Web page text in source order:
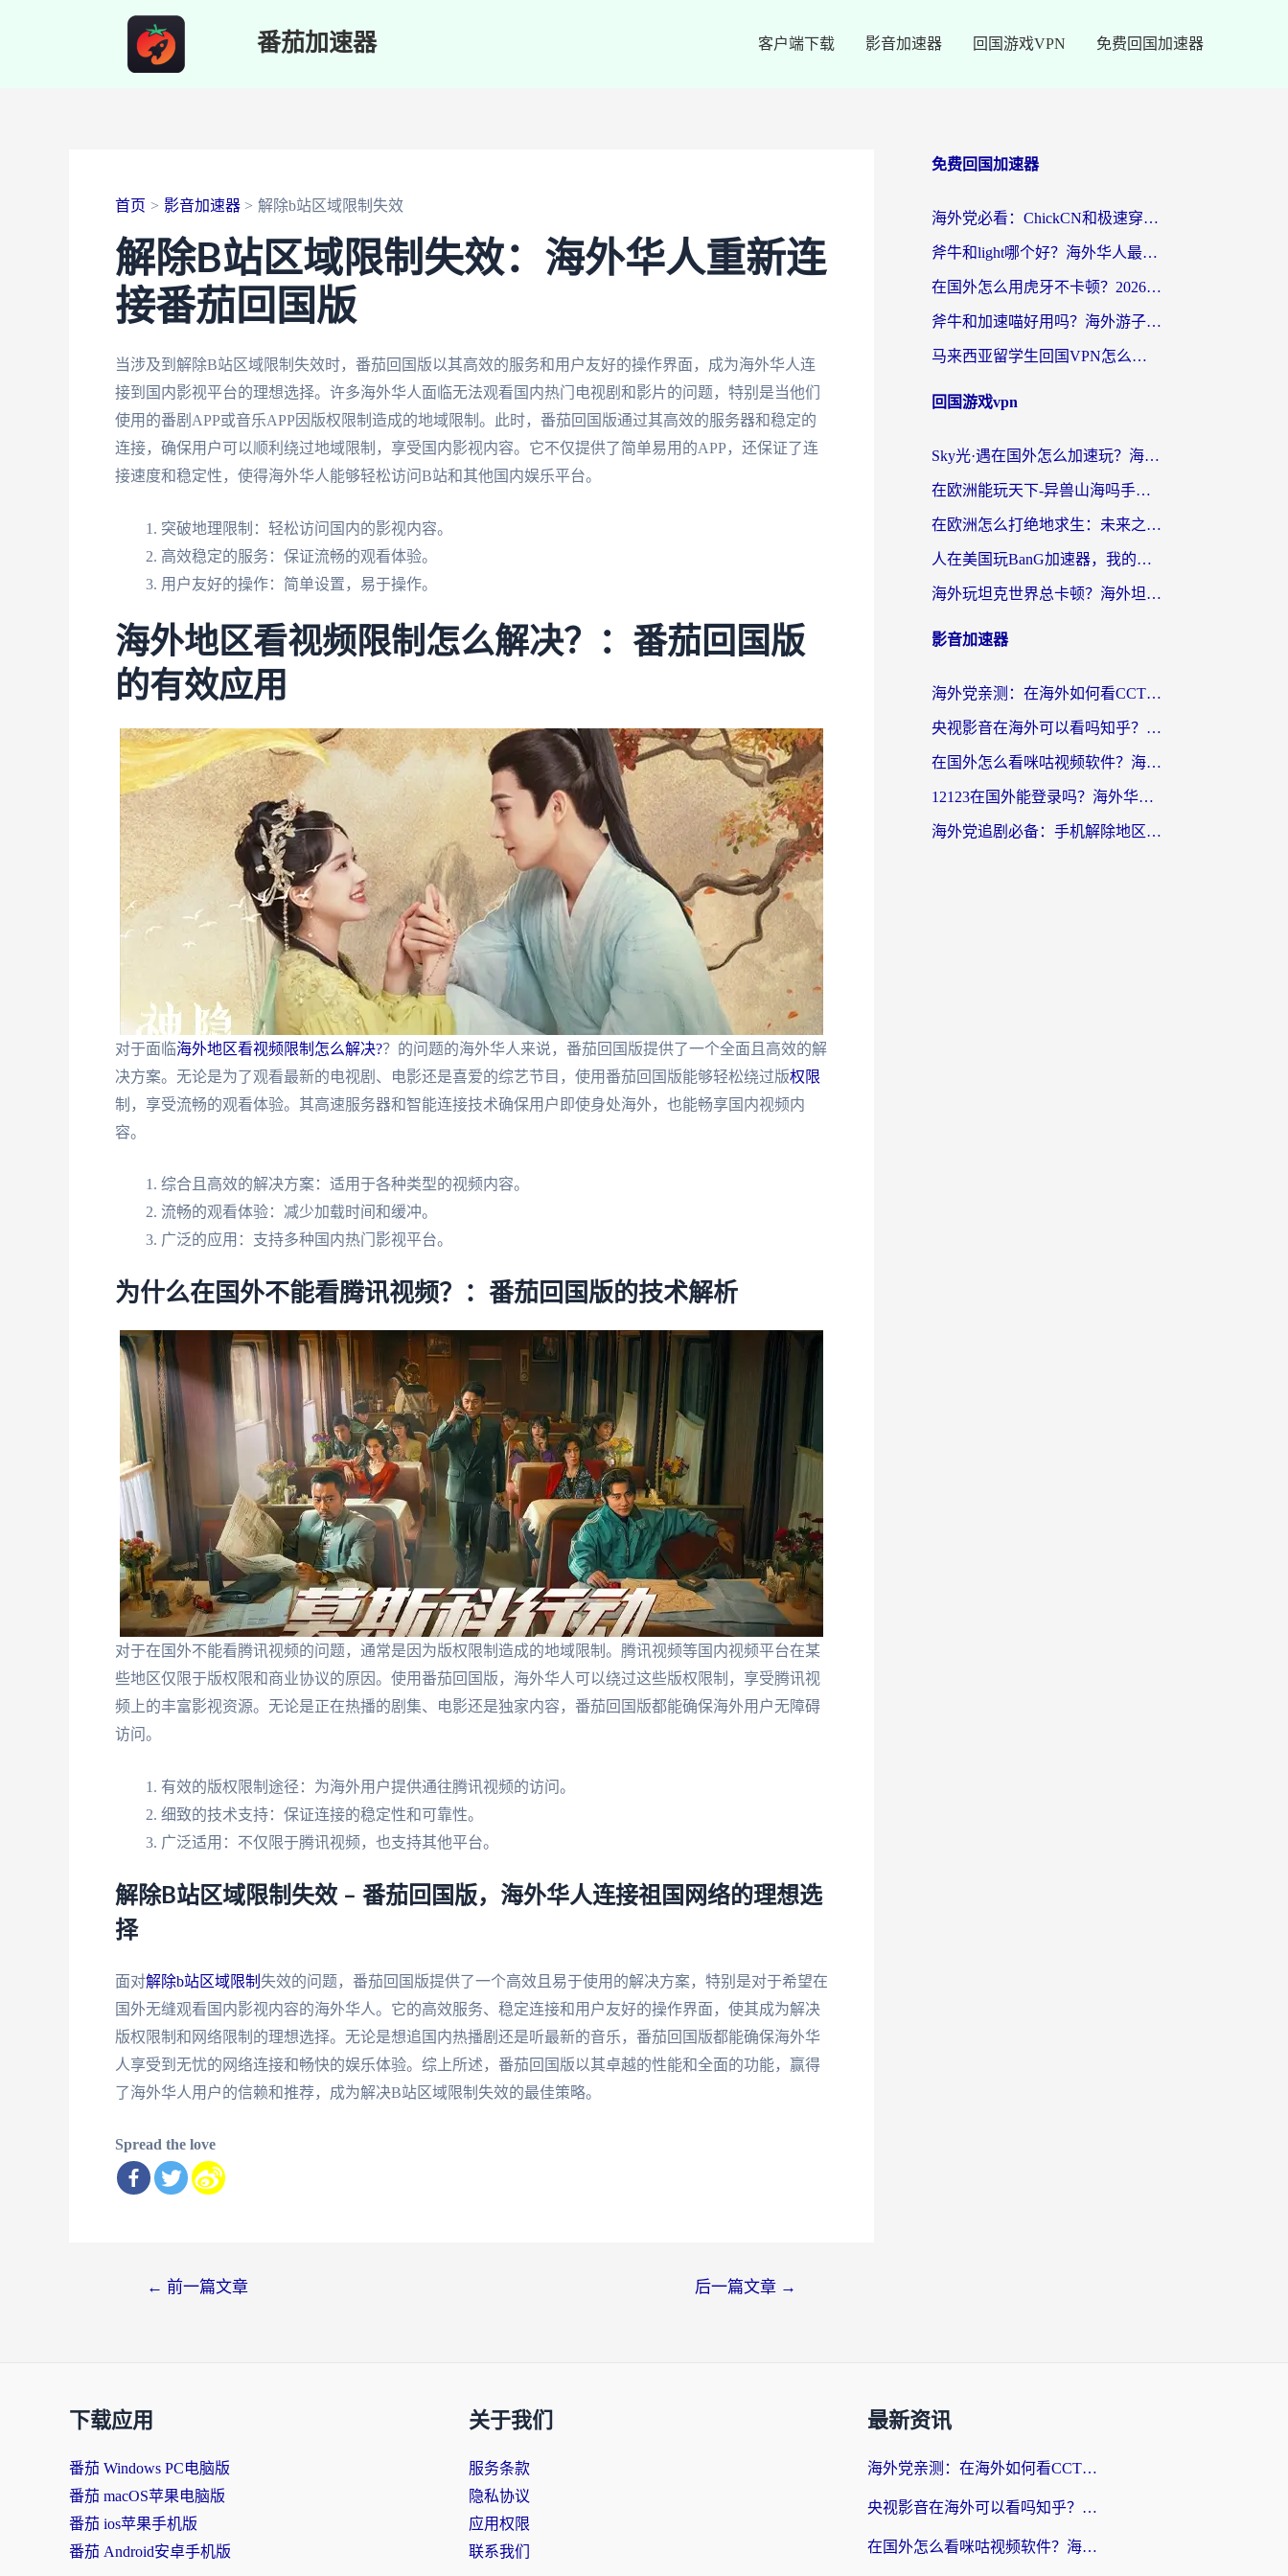
番茄加速器 客户端下载 影音加速器 回国游戏VPN 免费回国加速器
首页 影音加速器 解除b站区域限制失效
解除B站区域限制失效：海外华人重新连
接番茄回国版
当涉及到解除B站区域限制失效时，番茄回国版以其高效的服务和用户友好的操作界面，成为海外华人连
接到国内影视平台的理想选择。许多海外华人面临无法观看国内热门电视剧和影片的问题，特别是当他们
使用的番剧APP或音乐APP因版权限制造成的地域限制。此时，番茄回国版通过其高效的服务器和稳定的
连接，确保用户可以顺利绕过地域限制，享受国内影视内容。它不仅提供了简单易用的APP，还保证了连
接速度和稳定性，使得海外华人能够轻松访问B站和其他国内娱乐平台。
突破地理限制：轻松访问国内的影视内容。
高效稳定的服务：保证流畅的观看体验。
用户友好的操作：简单设置，易于操作。
海外地区看视频限制怎么解决？：番茄回国版
的有效应用
对于面临海外地区看视频限制怎么解决?？的问题的海外华人来说，番茄回国版提供了一个全面且高效的解
决方案。无论是为了观看最新的电视剧、电影还是喜爱的综艺节目，使用番茄回国版能够轻松绕过版权限
制，享受流畅的观看体验。其高速服务器和智能连接技术确保用户即使身处海外，也能畅享国内视频内
容。
综合且高效的解决方案：适用于各种类型的视频内容。
流畅的观看体验：减少加载时间和缓冲。
广泛的应用：支持多种国内热门影视平台。
为什么在国外不能看腾讯视频？：番茄回国版的技术解析
对于在国外不能看腾讯视频的问题，通常是因为版权限制造成的地域限制。腾讯视频等国内视频平台在某
些地区仅限于版权限和商业协议的原因。使用番茄回国版，海外华人可以绕过这些版权限制，享受腾讯视
频上的丰富影视资源。无论是正在热播的剧集、电影还是独家内容，番茄回国版都能确保海外用户无障碍
访问。
有效的版权限制途径：为海外用户提供通往腾讯视频的访问。
细致的技术支持：保证连接的稳定性和可靠性。
广泛适用：不仅限于腾讯视频，也支持其他平台。
解除B站区域限制失效 – 番茄回国版，海外华人连接祖国网络的理想选
择
面对解除b站区域限制 失效的问题，番茄回国版提供了一个高效且易于使用的解决方案，特别是对于希望在
国外无缝观看国内影视内容的海外华人。它的高效服务、稳定连接和用户友好的操作界面，使其成为解决
版权限制和网络限制的理想选择。无论是想追国内热播剧还是听最新的音乐，番茄回国版都能确保海外华
人享受到无忧的网络连接和畅快的娱乐体验。综上所述，番茄回国版以其卓越的性能和全面的功能，赢得
了海外华人用户的信赖和推荐，成为解决B站区域限制失效的最佳策略。
Spread the love
← 前一篇文章 后一篇文章 →
免费回国加速器
海外党必看：ChickCN和极速穿梭VPN好用吗？3招教你选对回国加速器无缝刷国内资源
斧牛和light哪个好？海外华人最关心的回国加速器选择难题，一篇讲透
在国外怎么用虎牙不卡顿？2026海外华人亲测有效的回国加速器选择指南
斧牛和加速喵好用吗？海外游子的真实选择困境
马来西亚留学生回国VPN怎么选？3个避坑点+1款实测好用的加速器推荐
回国游戏vpn
Sky光·遇在国外怎么加速玩？海外党亲测有效的国服游戏加速指南
在欧洲能玩天下-异兽山海吗手游？海外玩家的加速器生存指南
在欧洲怎么打绝地求生：未来之役不卡？留学生亲测的加速器避坑指南
人在美国玩BanG加速器，我的延迟终于绿了
海外玩坦克世界总卡顿？海外坦克世界加速器有哪些？实测好用的选择在这里
影音加速器
海外党亲测：在海外如何看CCTV？告别“仅限大陆播放”的实用指南
央视影音在海外可以看吗知乎？留学生亲测：3步解决地域限制+追剧自由
在国外怎么看咪咕视频软件？海外党亲测有效的回国加速方案
12123在国外能登录吗？海外华人必看的回国加速实用指南
海外党追剧必备：手机解除地区限制app怎么选？解决央视视频&国内剧地区限制全指南
下载应用
番茄 Windows PC电脑版
番茄 macOS苹果电脑版
番茄 ios苹果手机版
番茄 Android安卓手机版
关于我们
服务条款
隐私协议
应用权限
联系我们
最新资讯
海外党亲测：在海外如何看CCTV？告别“仅限大陆播放”的实用指南
央视影音在海外可以看吗知乎？留学生亲测：3步解决地域限制+追剧自由
在国外怎么看咪咕视频软件？海外党亲测有效的回国加速方案